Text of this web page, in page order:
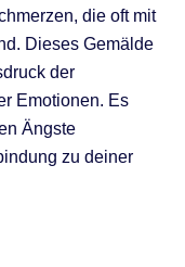
die oft mit
Dieses Gemälde
der
Emotionen. Es
Ängste
zu deiner